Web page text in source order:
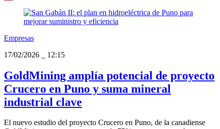
Empresas
17/02/2026
12:15
GoldMining amplía potencial de proyecto
Crucero en Puno y suma mineral
industrial clave
El nuevo estudio del proyecto Crucero en Puno, de la canadiense